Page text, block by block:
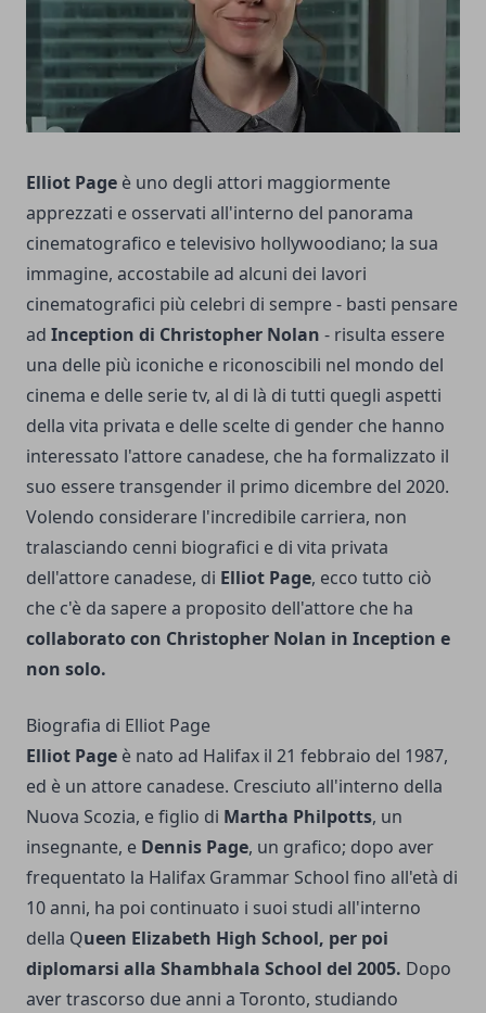
Elliot Page è uno degli attori maggiormente
apprezzati e osservati all'interno del panorama
cinematografico e televisivo hollywoodiano; la sua
immagine, accostabile ad alcuni dei lavori
cinematografici più celebri di sempre - basti pensare
ad Inception di Christopher Nolan - risulta essere
una delle più iconiche e riconoscibili nel mondo del
cinema e delle serie tv, al di là di tutti quegli aspetti
della vita privata e delle scelte di gender che hanno
interessato l'attore canadese, che ha formalizzato il
suo essere transgender il primo dicembre del 2020.
Volendo considerare l'incredibile carriera, non
tralasciando cenni biografici e di vita privata
dell'attore canadese, di Elliot Page, ecco tutto ciò
che c'è da sapere a proposito dell'attore che ha
collaborato con Christopher Nolan in Inception e
non solo.
Biografia di Elliot Page
Elliot Page è nato ad Halifax il 21 febbraio del 1987,
ed è un attore canadese. Cresciuto all'interno della
Nuova Scozia, e figlio di Martha Philpotts, un
insegnante, e Dennis Page, un grafico; dopo aver
frequentato la Halifax Grammar School fino all'età di
10 anni, ha poi continuato i suoi studi all'interno
della Queen Elizabeth High School, per poi
diplomarsi alla Shambhala School del 2005. Dopo
aver trascorso due anni a Toronto, studiando